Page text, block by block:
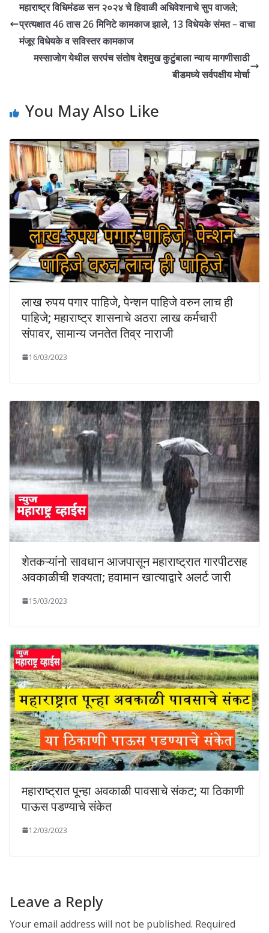
महाराष्ट्र विधिमंडळ सन २०२४ चे हिवाळी अधिवेशनाचे सुप वाजले;
प्रत्यक्षात 46 तास 26 मिनिटे कामकाज झाले, 13 विधेयके संमत – वाचा
मंजूर विधेयके व सविस्तर कामकाज
मस्साजोग येथील सरपंच संतोष देशमुख कुटुंबाला न्याय मागणीसाठी
बीडमध्ये सर्वपक्षीय मोर्चा
You May Also Like
लाख रुपय पगार पाहिजे, पेन्शन पाहिजे वरुन लाच ही
पाहिजे; महाराष्ट्र शासनाचे अठरा लाख कर्मचारी
संपावर, सामान्य जनतेत तिव्र नाराजी
16/03/2023
शेतकऱ्यांनो सावधान आजपासून महाराष्ट्रात गारपीटसह
अवकाळीची शक्यता; हवामान खात्याद्वारे अलर्ट जारी
15/03/2023
महाराष्ट्रात पून्हा अवकाळी पावसाचे संकट; या ठिकाणी
पाऊस पडण्याचे संकेत
12/03/2023
Leave a Reply
Your email address will not be published. Required